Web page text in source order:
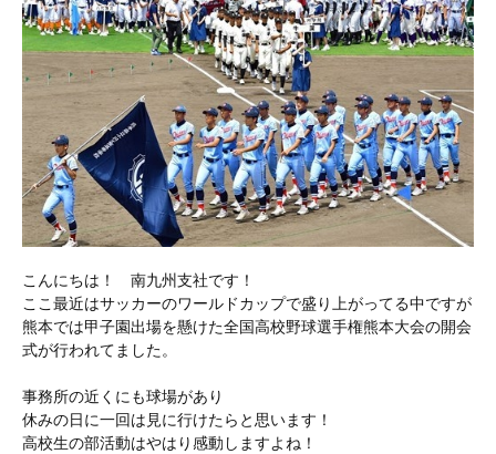
フェ
こんにちは！ 南九州支社です！
ここ最近はサッカーのワールドカップで盛り上がってる中ですが
熊本では甲子園出場を懸けた全国高校野球選手権熊本大会の開会
式が行われてました。
事務所の近くにも球場があり
休みの日に一回は見に行けたらと思います！
高校生の部活動はやはり感動しますよね！